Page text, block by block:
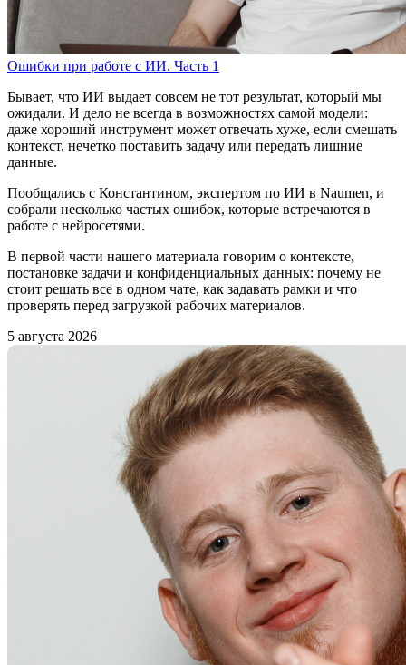
Ошибки при работе с ИИ. Часть 1
Бывает, что ИИ выдает совсем не тот результат, который мы
ожидали. И дело не всегда в возможностях самой модели:
даже хороший инструмент может отвечать хуже, если смешать
контекст, нечетко поставить задачу или передать лишние
данные.
Пообщались с Константином, экспертом по ИИ в Naumen, и
собрали несколько частых ошибок, которые встречаются в
работе с нейросетями.
В первой части нашего материала говорим о контексте,
постановке задачи и конфиденциальных данных: почему не
стоит решать все в одном чате, как задавать рамки и что
проверять перед загрузкой рабочих материалов.
5 августа 2026